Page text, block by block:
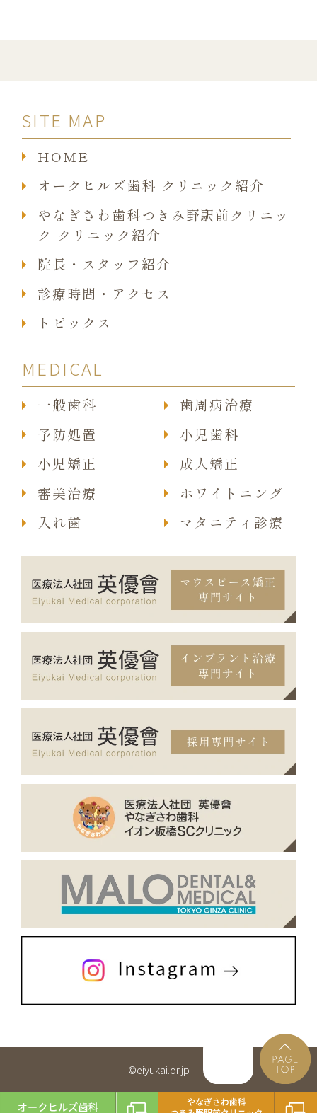
SITE MAP
HOME
オークヒルズ歯科 クリニック紹介
やなぎさわ歯科つきみ野駅前クリニッ
ク クリニック紹介
院長・スタッフ紹介
診療時間・アクセス
トピックス
MEDICAL
一般歯科
成人矯正
歯周病治療
審美治療
予防処置
ホワイトニング
小児歯科
入れ歯
小児矯正
マタニティ診療
©eiyukai.or.jp